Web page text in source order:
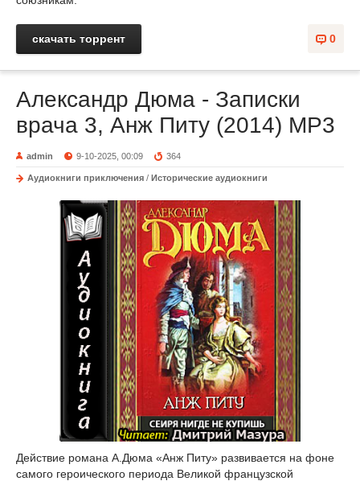
0
скачать торрент
Александр Дюма - Записки
врача 3, Анж Питу (2014) МР3
admin 9-10-2025, 00:09 364
Аудиокниги приключения / Исторические аудиокниги
Действие романа А.Дюма «Анж Питу» развивается на фоне
самого героического периода Великой французской